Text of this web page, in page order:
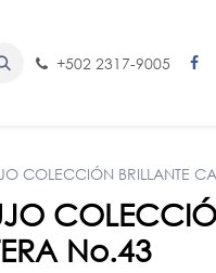
+502 2317-9005
COLECCIÓN BRILLANTE
No.43